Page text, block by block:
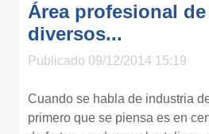
Área profesional
diversos...
Publicado 09/12/2014 15:19
Cuando se habla de industria
primero que se piensa es en